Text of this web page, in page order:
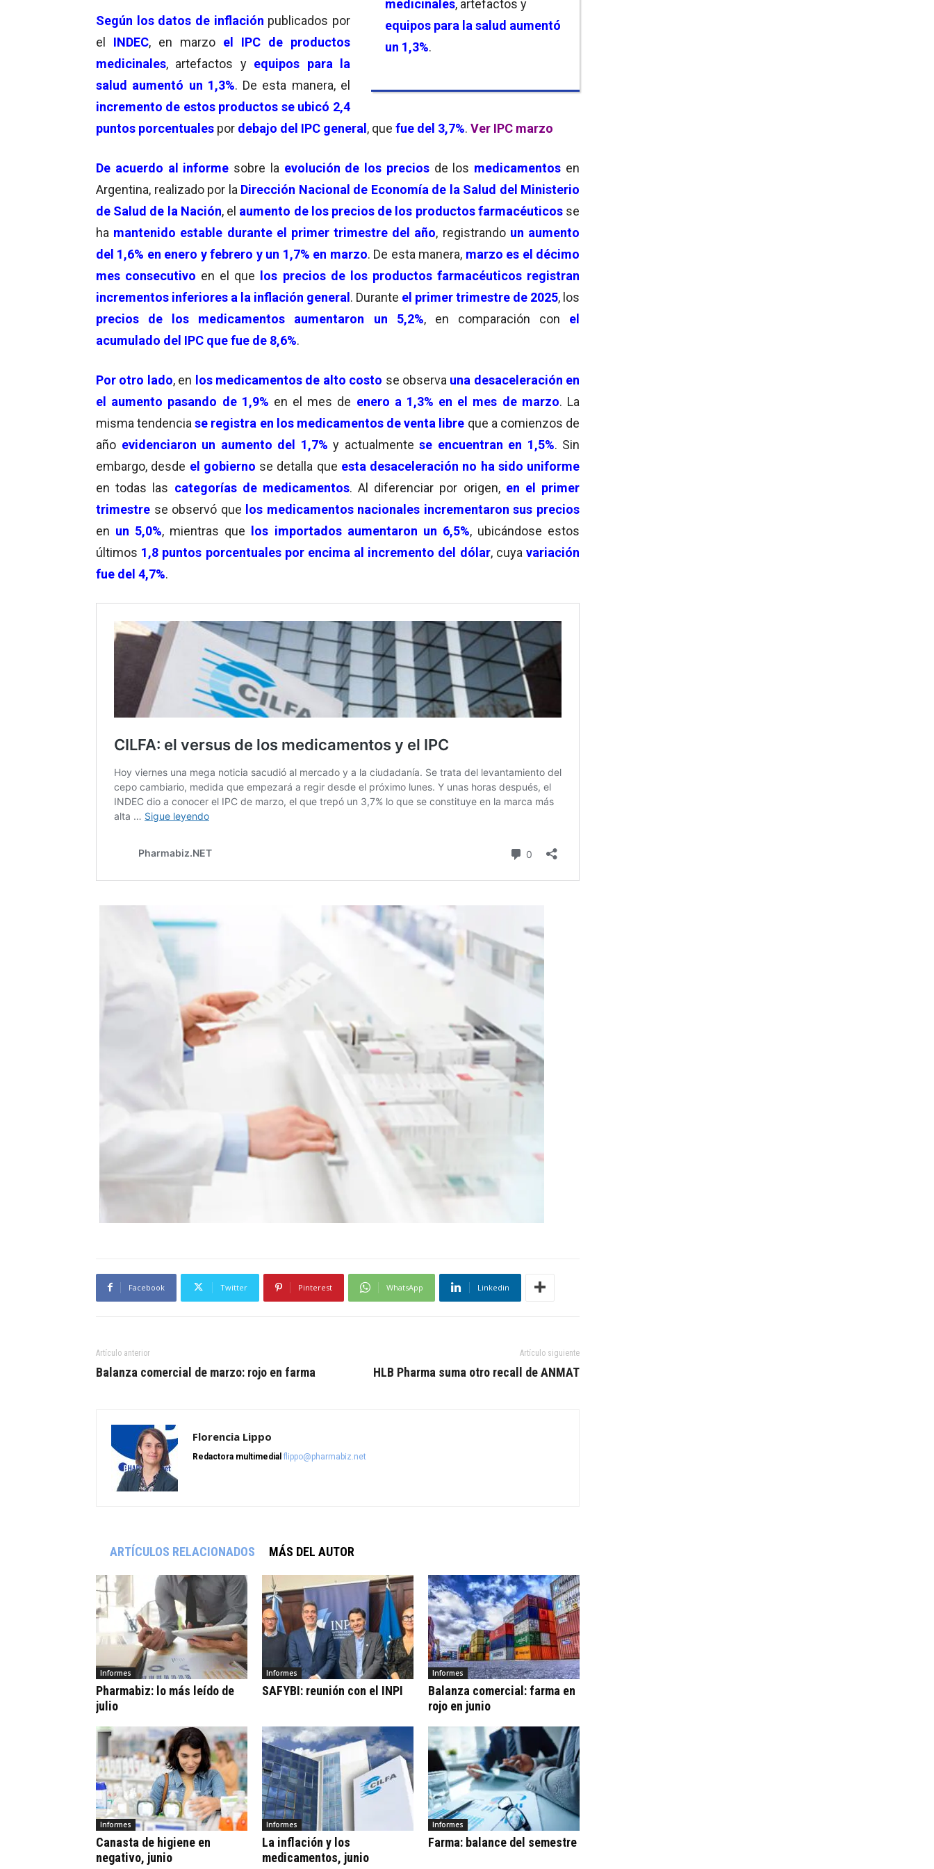
medicinales, artefactos y
equipos para la salud aumentó
un 1,3%.
Según los datos de inflación publicados por
el INDEC, en marzo el IPC de productos
medicinales, artefactos yequipos para la
salud aumentó un 1,3%. De esta manera, el
incremento de estos productos se ubicó 2,4
puntos porcentuales por debajo del IPC general, que fue del 3,7%. Ver IPC marzo
De acuerdo al informe sobre la evolución de los preciosde los medicamentos en
Argentina, realizado por la Dirección Nacional de Economía de la Salud del Ministerio
de Salud de la Nación, el aumento de los precios de los productos farmacéuticosse
ha mantenido estable durante el primer trimestre del año, registrando un aumento
del 1,6% en enero y febrero y un 1,7% en marzo. De esta manera, marzo es el décimo
mes consecutivo en el que los precios de los productos farmacéuticos registran
incrementos inferiores a la inflación general. Durante el primer trimestre de 2025, los
precios de los medicamentos aumentaron un 5,2%, en comparación con el
acumulado del IPC que fue de 8,6%.
Por otro lado, en los medicamentos de alto costo se observa una desaceleración en
el aumento pasando de 1,9% en el mes de enero a 1,3% en el mes de marzo. La
misma tendencia se registra en los medicamentos de venta libre que a comienzos de
año evidenciaron un aumento del 1,7% y actualmente se encuentran en 1,5%. Sin
embargo, desde el gobierno se detalla que esta desaceleración no ha sido uniforme
en todas las categorías de medicamentos. Al diferenciar por origen,en el primer
trimestre se observó que los medicamentos nacionales incrementaron sus precios
en un 5,0%, mientras que los importados aumentaron un 6,5%, ubicándose estos
últimos 1,8 puntos porcentuales por encima al incremento del dólar, cuya variación
fue del 4,7%.
Facebook Twitter Pinterest WhatsApp Linkedin
Artículo anterior
Balanza comercial de marzo: rojo en farma
Artículo siguiente
HLB Pharma suma otro recall de ANMAT
Florencia Lippo
Redactora multimedial flippo@pharmabiz.net
ARTÍCULOS RELACIONADOS MÁS DEL AUTOR
Informes
Pharmabiz: lo más leído de
julio
Informes
SAFYBI: reunión con el INPI
Informes
Balanza comercial: farma en
rojo en junio
Informes
Canasta de higiene en
negativo, junio
Informes
La inflación y los
medicamentos, junio
Informes
Farma: balance del semestre